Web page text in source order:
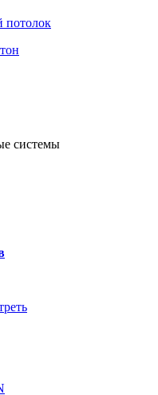
потолок
системы